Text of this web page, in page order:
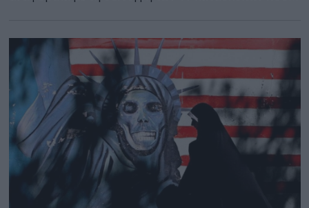
ορισμένες φωτογραφίες από έγγραφα.